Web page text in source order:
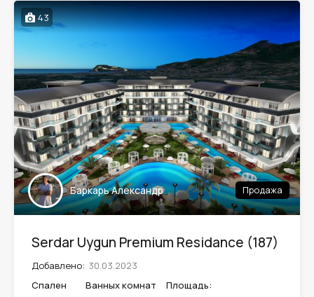
43
Баркарь Александр Продажа
Serdar Uygun Premium Residance (187)
Добавлено: 30.03.2023
Спален
Ванных комнат Площадь: